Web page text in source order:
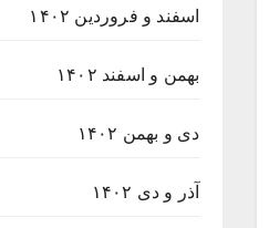
اسفند و فروردین ۱۴۰۲
بهمن و اسفند ۱۴۰۲
دی و بهمن ۱۴۰۲
آذر و دی ۱۴۰۲